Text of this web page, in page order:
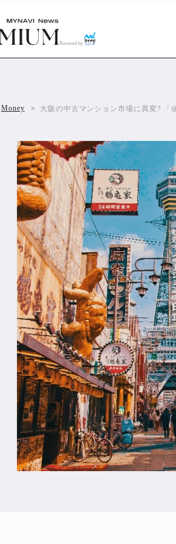
Powered by
Money 大阪の中古マンション市場に異変? 「